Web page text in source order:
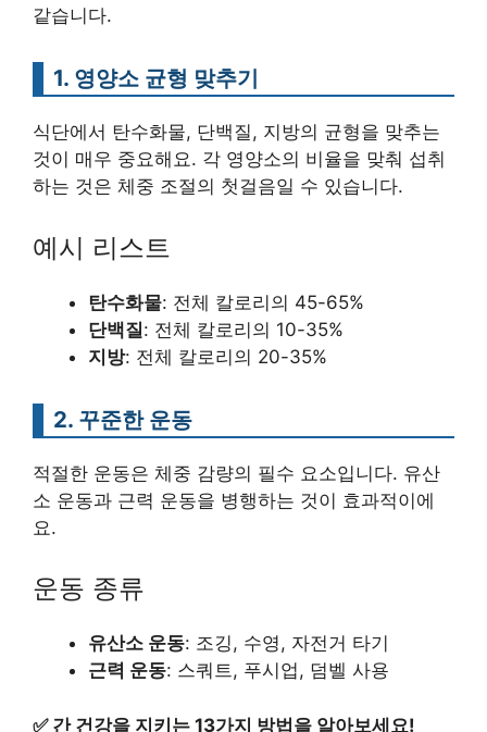
같습니다.
1. 영양소 균형 맞추기
식단에서 탄수화물, 단백질, 지방의 균형을 맞추는
것이 매우 중요해요. 각 영양소의 비율을 맞춰 섭취
하는 것은 체중 조절의 첫걸음일 수 있습니다.
예시 리스트
탄수화물: 전체 칼로리의 45-65%
단백질: 전체 칼로리의 10-35%
지방: 전체 칼로리의 20-35%
2. 꾸준한 운동
적절한 운동은 체중 감량의 필수 요소입니다. 유산
소 운동과 근력 운동을 병행하는 것이 효과적이에
요.
운동 종류
유산소 운동: 조깅, 수영, 자전거 타기
근력 운동: 스쿼트, 푸시업, 덤벨 사용
✅ 간 건강을 지키는 13가지 방법을 알아보세요!